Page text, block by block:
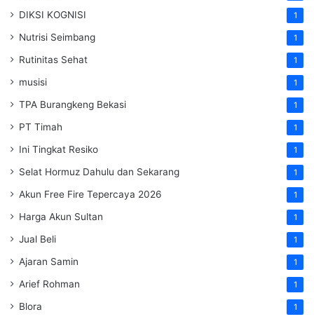
DIKSI KOGNISI 1
Nutrisi Seimbang 1
Rutinitas Sehat 1
musisi 1
TPA Burangkeng Bekasi 1
PT Timah 1
Ini Tingkat Resiko 1
Selat Hormuz Dahulu dan Sekarang 1
Akun Free Fire Tepercaya 2026 1
Harga Akun Sultan 1
Jual Beli 1
Ajaran Samin 1
Arief Rohman 1
Blora 1